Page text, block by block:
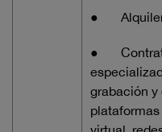
●
●
grabación y